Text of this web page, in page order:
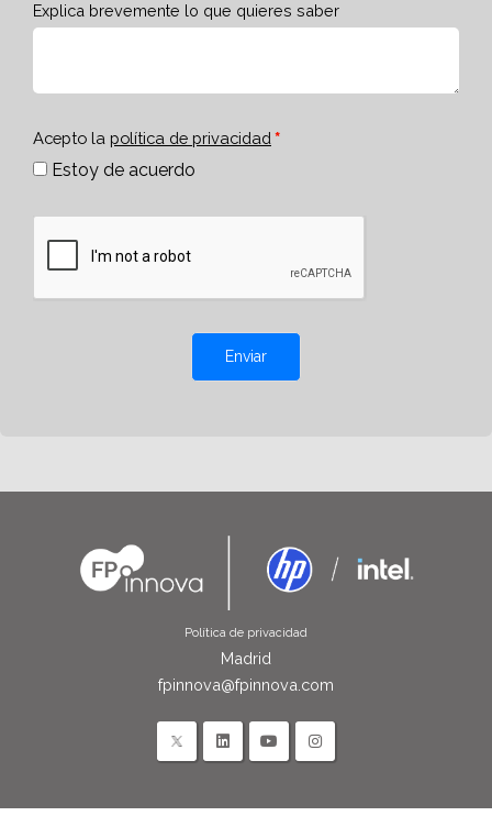
Explica brevemente lo que quieres saber
Acepto la política de privacidad
Estoy de acuerdo
Enviar
Política de privacidad
Madrid
fpinnova@fpinnova.com